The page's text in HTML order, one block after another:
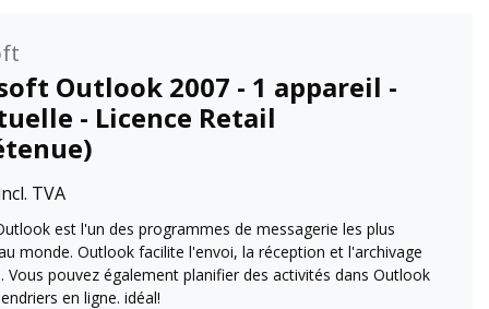
Outlook 2007 - 1 appareil -
- Licence Retail
TVA
est l'un des programmes de messagerie les plus
monde. Outlook facilite l'envoi, la réception et l'archivage
Vous pouvez également planifier des activités dans Outlook
en ligne. idéal!